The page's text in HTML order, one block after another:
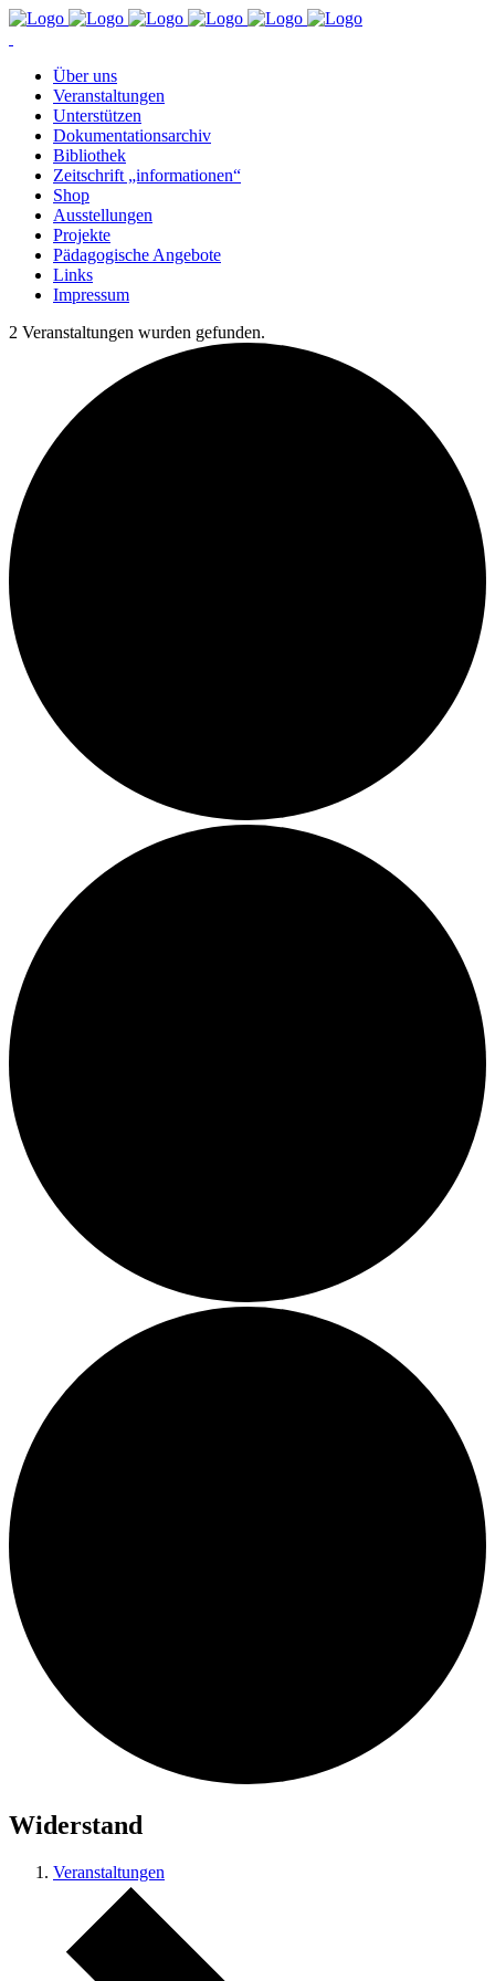
Über uns
Ver­an­stal­tun­gen
Un­ter­stüt­zen
Do­ku­men­ta­ti­ons­ar­chiv
Bi­blio­thek
Zeit­schrift „in­for­ma­tio­nen“
Shop
Aus­stel­lun­gen
Pro­jek­te
Päd­ago­gi­sche Angebote
Links
Im­pres­sum
2 Veranstaltungen wurden gefunden.
Widerstand
Veranstaltungen